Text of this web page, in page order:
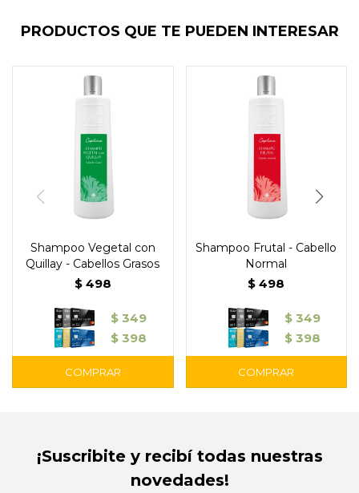
PRODUCTOS QUE TE PUEDEN INTERESAR
Shampoo Vegetal con
Quillay - Cabellos Grasos
$ 498
$ 349
$ 398
Shampoo Frutal - Cabello
Normal
$ 498
$ 349
$ 398
¡Suscribite y recibí todas nuestras
novedades!